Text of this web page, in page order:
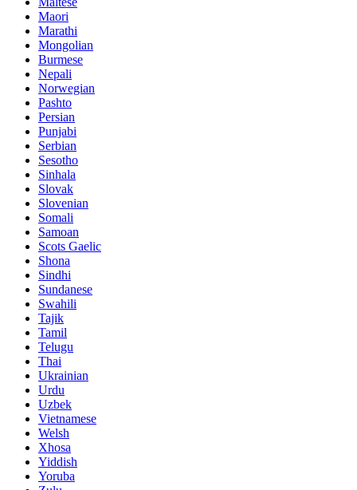
Maori
Marathi
Mongolian
Burmese
Nepali
Norwegian
Pashto
Persian
Punjabi
Serbian
Sesotho
Sinhala
Slovak
Slovenian
Somali
Samoan
Scots Gaelic
Shona
Sindhi
Sundanese
Swahili
Tajik
Tamil
Telugu
Thai
Ukrainian
Urdu
Uzbek
Vietnamese
Welsh
Xhosa
Yiddish
Yoruba